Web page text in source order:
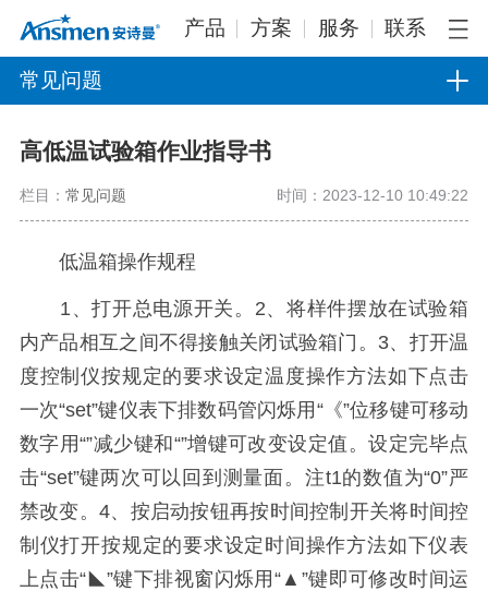
产品 方案 服务 联系
常见问题
高低温试验箱作业指导书
栏目： 常见问题 时间：2023-12-10 10:49:22
低温箱操作规程
1、打开总电源开关。2、将样件摆放在试验箱
内产品相互之间不得接触关闭试验箱门。3、打开温
度控制仪按规定的要求设定温度操作方法如下点击
一次“set”键仪表下排数码管闪烁用“《”位移键可移动
数字用“”减少键和“”增键可改变设定值。设定完毕点
击“set”键两次可以回到测量面。注t1的数值为“0”严
禁改变。4、按启动按钮再按时间控制开关将时间控
制仪打开按规定的要求设定时间操作方法如下仪表
上点击“◣”键下排视窗闪烁用“▲”键即可修改时间运